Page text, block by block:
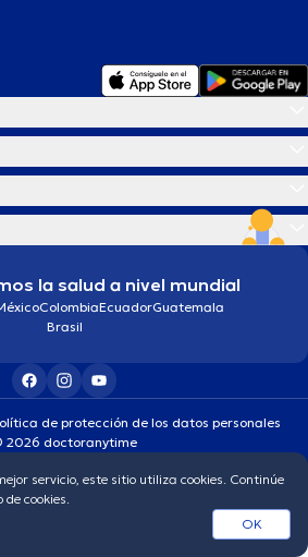
la salud a nivel mundial
ColombiaEcuadorGuatemala
Brasil
de protección de los datos personales
2026 doctoranytime
servicio, este sitio utiliza cookies. Continúe
cookies.
OK